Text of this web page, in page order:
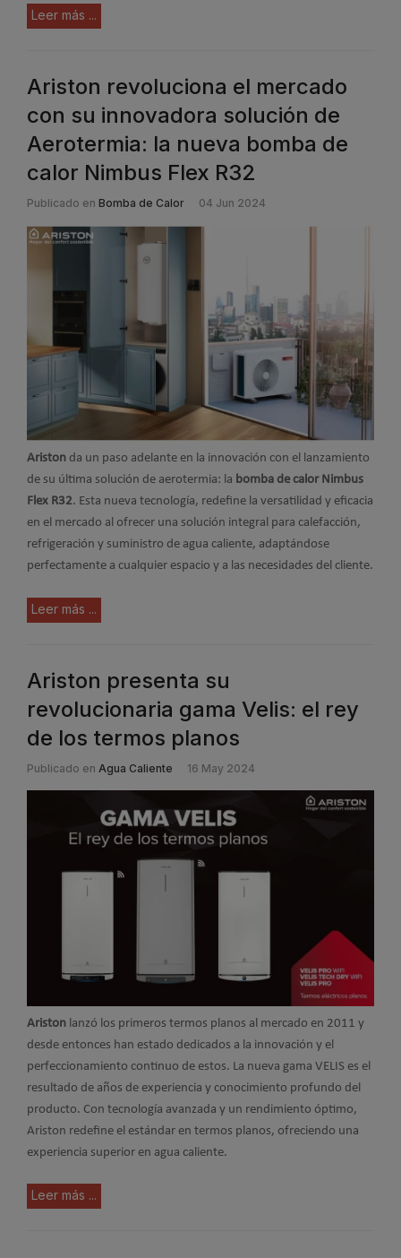
Leer más ...
Ariston revoluciona el mercado
con su innovadora solución de
Aerotermia: la nueva bomba de
calor Nimbus Flex R32
Publicado en Bomba de Calor 04 Jun 2024
Ariston da un paso adelante en la innovación con el lanzamiento
de su última solución de aerotermia: la bomba de calor Nimbus
Flex R32. Esta nueva tecnología, redefine la versatilidad y eficacia
en el mercado al ofrecer una solución integral para calefacción,
refrigeración y suministro de agua caliente, adaptándose
perfectamente a cualquier espacio y a las necesidades del cliente.
Leer más ...
Ariston presenta su
revolucionaria gama Velis: el rey
de los termos planos
Publicado en Agua Caliente 16 May 2024
Ariston lanzó los primeros termos planos al mercado en 2011 y
desde entonces han estado dedicados a la innovación y el
perfeccionamiento continuo de estos. La nueva gama VELIS es el
resultado de años de experiencia y conocimiento profundo del
producto. Con tecnología avanzada y un rendimiento óptimo,
Ariston redefine el estándar en termos planos, ofreciendo una
experiencia superior en agua caliente.
Leer más ...